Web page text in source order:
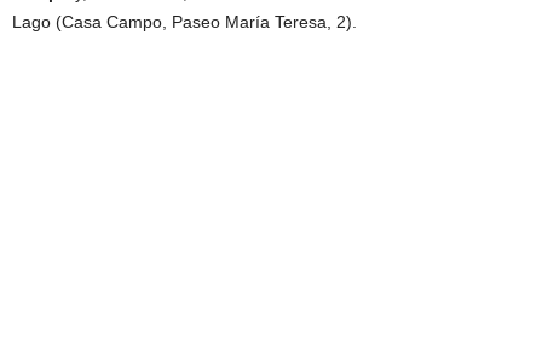
Lago (Casa Campo, Paseo María Teresa, 2).